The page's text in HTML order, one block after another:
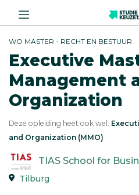
WO MASTER - RECHT EN BESTUUR
Executive
Management
Organization
Deze opleiding heet ook wel:
and Organization (MMO)
TIAS School for
Tilburg